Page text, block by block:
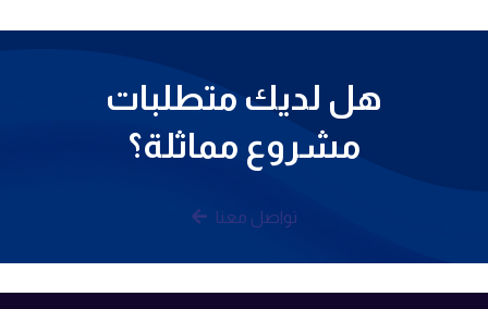
هل لديك متطلبات
مشروع مماثلة؟
تواصل معنا